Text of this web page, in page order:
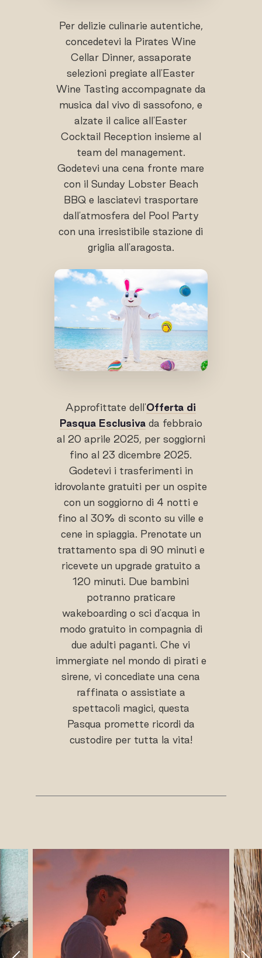
Per delizie culinarie autentiche,
concedetevi la Pirates Wine
Cellar Dinner, assaporate
selezioni pregiate all'Easter
Wine Tasting accompagnate da
musica dal vivo di sassofono, e
alzate il calice all'Easter
Cocktail Reception insieme al
team del management.
Godetevi una cena fronte mare
con il Sunday Lobster Beach
BBQ e lasciatevi trasportare
dall'atmosfera del Pool Party
con una irresistibile stazione di
griglia all'aragosta.
Approfittate dell'Offerta di
Pasqua Esclusivada febbraio
al 20 aprile 2025, per soggiorni
fino al 23 dicembre 2025.
Godetevi i trasferimenti in
idrovolante gratuiti per un ospite
con un soggiorno di 4 notti e
fino al 30% di sconto su ville e
cene in spiaggia. Prenotate un
trattamento spa di 90 minuti e
ricevete un upgrade gratuito a
120 minuti. Due bambini
potranno praticare
wakeboarding o sci d'acqua in
modo gratuito in compagnia di
due adulti paganti. Che vi
immergiate nel mondo di pirati e
sirene, vi concediate una cena
raffinata o assistiate a
spettacoli magici, questa
Pasqua promette ricordi da
custodire per tutta la vita!